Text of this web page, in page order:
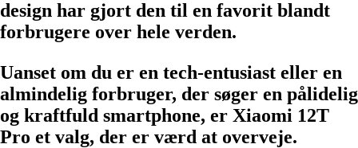
design har gjort den til en favorit blandt
forbrugere over hele verden.
Uanset om du er en tech-entusiast eller en
almindelig forbruger, der søger en pålidelig
og kraftfuld smartphone, er Xiaomi 12T
Pro et valg, der er værd at overveje.